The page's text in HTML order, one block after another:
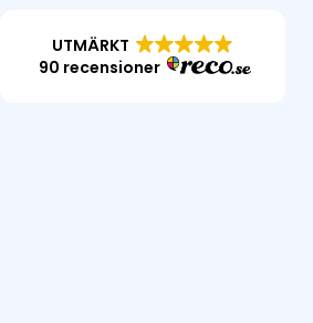
UTMÄRKT
90 recensioner